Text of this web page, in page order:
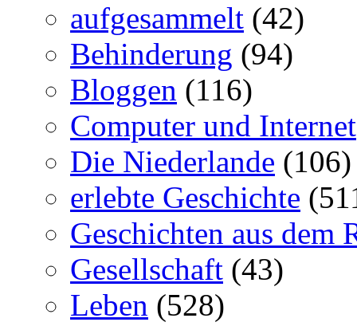
aufgesammelt (42)
Behinderung (94)
Bloggen (116)
Computer und Internet
Die Niederlande (106)
erlebte Geschichte
Geschichten aus dem
Gesellschaft (43)
Leben (528)